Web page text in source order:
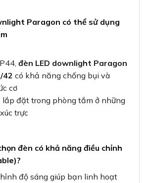
Paragon có thể sử dụng
đèn LED downlight Paragon
42 có khả năng chống bụi và
cơ
lắp đặt trong phòng tắm ở những
trực
đèn có khả năng điều chỉnh
độ sáng giúp bạn linh hoạt